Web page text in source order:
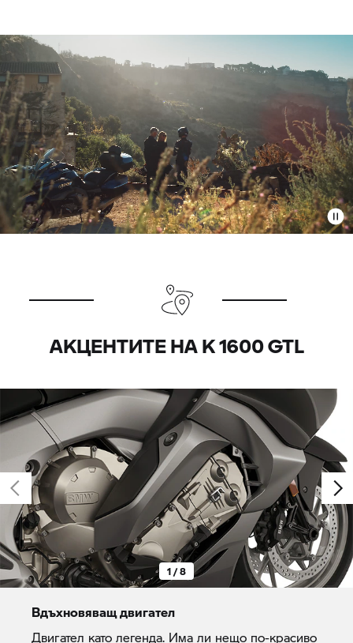
АКЦЕНТИТЕ НАK 1600 GTL
1 / 8
Вдъхновяващ двигател
Двигател като легенда. Има ли нещо по-красиво